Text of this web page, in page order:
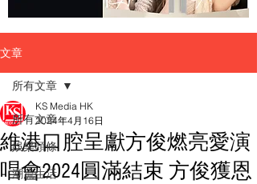
文章
所有文章
娛樂頭條
潮流生活
所有文章
維港口腔呈獻方俊燃亮愛演
唱會2024圓滿結束 方俊獲恩
KS Media HK
2024年4月16日